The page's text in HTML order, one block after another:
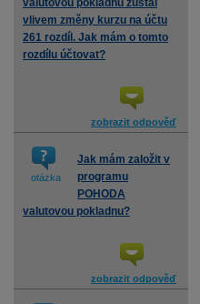
valutovou pokladnu zůstal
vlivem změny kurzu na účtu
261 rozdíl. Jak mám o tomto
rozdílu účtovat?
zobrazit odpověď
otázka
Jak mám založit v
programu
POHODA
valutovou pokladnu?
zobrazit odpověď